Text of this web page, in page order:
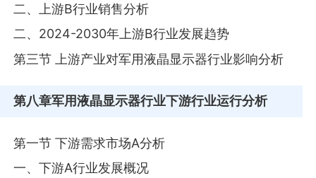
二、上游B行业销售分析
二、2024-2030年上游B行业发展趋势
第三节 上游产业对军用液晶显示器行业影响分析
第八章军用液晶显示器行业下游行业运行分析
第一节 下游需求市场A分析
一、下游A行业发展概况